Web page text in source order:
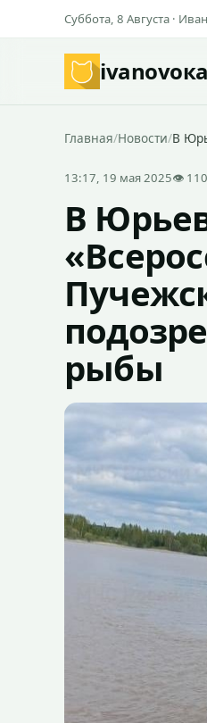
Суббота, 8 Августа ·
ivanovo
Главная/Новости/В
13:17, 19 мая 2025👁
В
рыбы